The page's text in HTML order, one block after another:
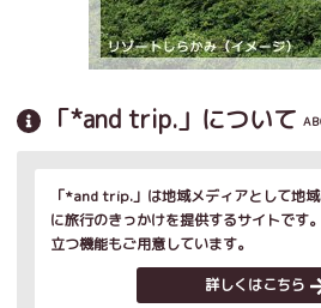
「*and trip.」について
「*and trip.」は地域メディアとして地
に旅行のきっかけを提供するサイトです
立つ機能もご用意しています。
詳しくはこちら